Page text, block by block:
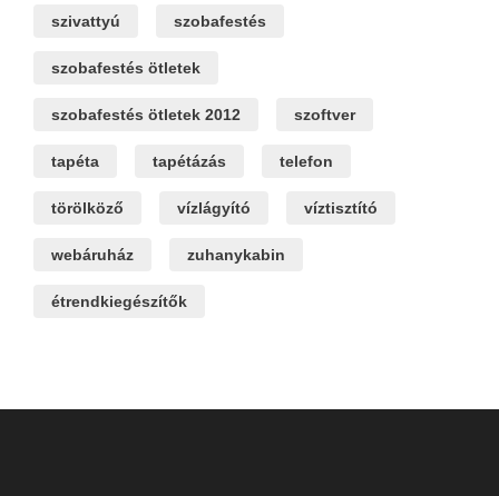
szivattyú szobafestés
szobafestés ötletek
szobafestés ötletek 2012 szoftver
tapéta tapétázás telefon
törölköző vízlágyító víztisztító
webáruház zuhanykabin
étrendkiegészítők